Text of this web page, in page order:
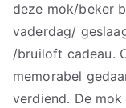
deze mok/beker
vaderdag/
/bruiloft cadeau.
memorabel
verdiend. De